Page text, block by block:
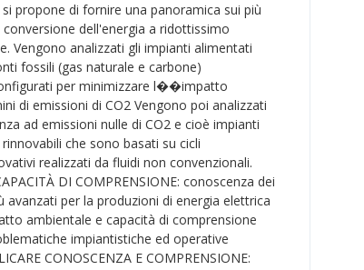
propone di fornire una panoramica sui più
dell'energia a ridottissimo
Vengono analizzati gli impianti alimentati
fossili (gas naturale e carbone)
per minimizzare l��impatto
di emissioni di CO2 Vengono poi analizzati
ad emissioni nulle di CO2 e cioè impianti
che sono basati su cicli
realizzati da fluidi non convenzionali.
DI COMPRENSIONE: conoscenza dei
avanzati per la produzioni di energia elettrica
ambientale e capacità di comprensione
impiantistiche ed operative
CONOSCENZA E COMPRENSIONE: